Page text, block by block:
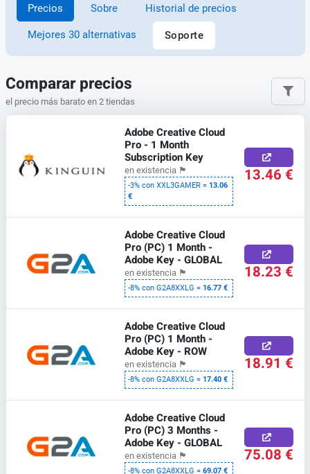
Precios Sobre Historial de precios
Mejores 30 alternativas Soporte
Comparar precios
el precio más barato en 2 tiendas
Adobe Creative Cloud
Pro - 1 Month
Subscription Key
en existencia 🏴
-3% con XXL3GAMER =13.06
€
13.46 €
Adobe Creative Cloud
Pro (PC) 1 Month -
Adobe Key - GLOBAL
en existencia 🏴
-8% con G2A8XXLG =16.77 €
18.23 €
Adobe Creative Cloud
Pro (PC) 1 Month -
Adobe Key - ROW
en existencia 🏴
-8% con G2A8XXLG =17.40 €
18.91 €
Adobe Creative Cloud
Pro (PC) 3 Months -
Adobe Key - GLOBAL
en existencia 🏴
-8% con G2A8XXLG =69.07 €
75.08 €